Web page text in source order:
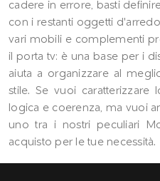
cadere in errore, basti
con i restanti oggetti
vari mobili e complementi
il porta tv: è una base per i
aiuta a organizzare al
stile. Se vuoi
logica e coerenza, ma vuoi
uno tra i nostri peculiari
acquisto per le tue necessità.